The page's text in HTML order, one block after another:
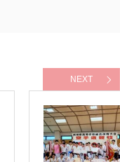
NEXT